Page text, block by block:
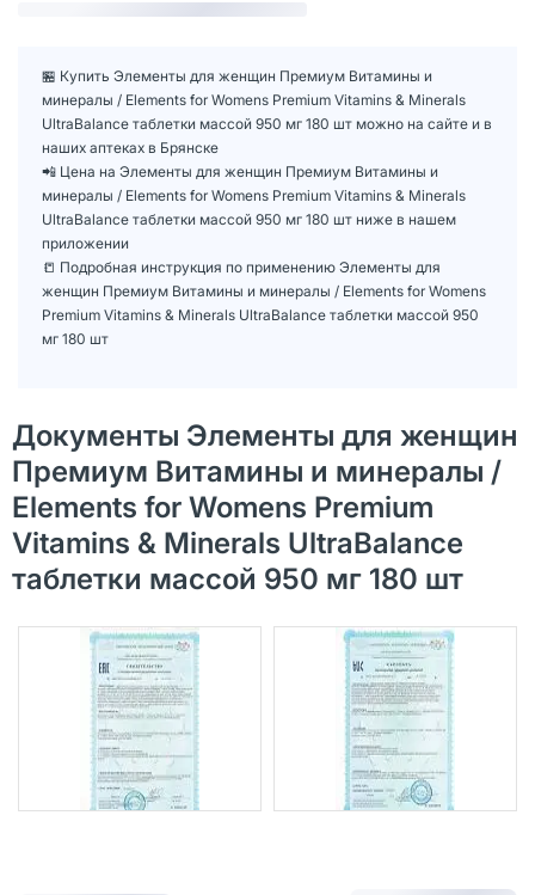
🏪 Купить Элементы для женщин Премиум Витамины и
минералы / Elements for Womens Premium Vitamins & Minerals
UltraBalance таблетки массой 950 мг 180 шт можно на сайте и в
наших аптеках в Брянске
📲 Цена на Элементы для женщин Премиум Витамины и
минералы / Elements for Womens Premium Vitamins & Minerals
UltraBalance таблетки массой 950 мг 180 шт ниже в нашем
приложении
📒 Подробная инструкция по применению Элементы для
женщин Премиум Витамины и минералы / Elements for Womens
Premium Vitamins & Minerals UltraBalance таблетки массой 950
мг 180 шт
Документы Элементы для женщин
Премиум Витамины и минералы /
Elements for Womens Premium
Vitamins & Minerals UltraBalance
таблетки массой 950 мг 180 шт